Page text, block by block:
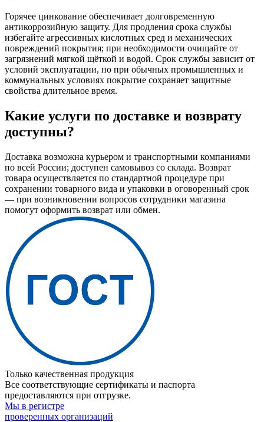
Горячее цинкование обеспечивает долговременную
антикоррозийную защиту. Для продления срока службы
избегайте агрессивных кислотных сред и механических
повреждений покрытия; при необходимости очищайте от
загрязнений мягкой щёткой и водой. Срок службы зависит от
условий эксплуатации, но при обычных промышленных и
коммунальных условиях покрытие сохраняет защитные
свойства длительное время.
Какие услуги по доставке и возврату
доступны?
Доставка возможна курьером и транспортными компаниями
по всей России; доступен самовывоз со склада. Возврат
товара осуществляется по стандартной процедуре при
сохранении товарного вида и упаковки в оговоренный срок
— при возникновении вопросов сотрудники магазина
помогут оформить возврат или обмен.
Только качественная продукция
Все соответствующие сертификаты и паспорта
предоставляются при отгрузке.
Мы в регистре
проверенных организаций